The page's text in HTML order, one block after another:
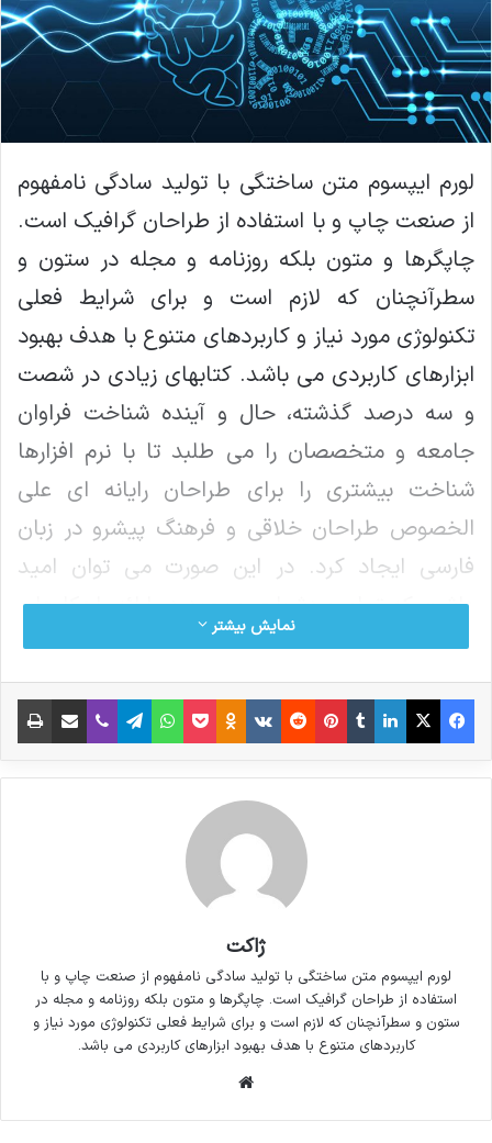
لورم ایپسوم متن ساختگی با تولید سادگی نامفهوم
از صنعت چاپ و با استفاده از طراحان گرافیک است.
چاپگرها و متون بلکه روزنامه و مجله در ستون و
سطرآنچنان که لازم است و برای شرایط فعلی
تکنولوژی مورد نیاز و کاربردهای متنوع با هدف بهبود
ابزارهای کاربردی می باشد. کتابهای زیادی در شصت
و سه درصد گذشته، حال و آینده شناخت فراوان
جامعه و متخصصان را می طلبد تا با نرم افزارها
شناخت بیشتری را برای طراحان رایانه ای علی
الخصوص طراحان خلاقی و فرهنگ پیشرو در زبان
فارسی ایجاد کرد. در این صورت می توان امید
داشت که تمام و دشواری موجود در ارائه راهکارها و
شرایط سخت تایپ به پایان رسد وزمان مورد نیاز
شامل حروفچینی دستاوردهای اصلی و جوابگوی
سوالات پیوسته اهل دنیای موجود طراحی اساسا
نمایش بیشتر
فیس بوک X لینکدین
‫تامبلر‫پین‌ترست
‫رددیت‫VKontakte
‫Odnoklassniki
پاکتواتس آپ تلگراموایبر اشتراک گذاری از طریق ایمیل
ژاکت
لورم ایپسوم متن ساختگی با تولید سادگی نامفهوم از صنعت چاپ و با
استفاده از طراحان گرافیک است. چاپگرها و متون بلکه روزنامه و مجله در
ستون و سطرآنچنان که لازم است و برای شرایط فعلی تکنولوژی مورد نیاز و
کاربردهای متنوع با هدف بهبود ابزارهای کاربردی می باشد.